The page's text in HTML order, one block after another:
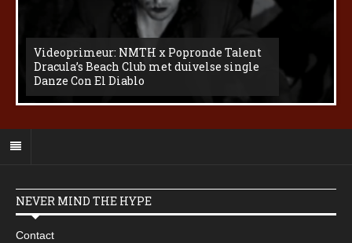
Videoprimeur: NMTH x Popronde Talent
Dracula’s Beach Club met duivelse single
Danze Con El Diablo
NEVER MIND THE HYPE
Contact